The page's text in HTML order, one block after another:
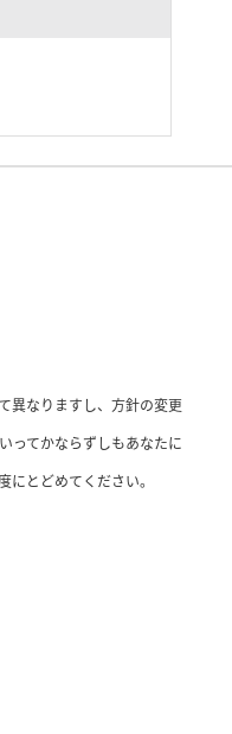
異なりますし、方針の変更
ってかならずしもあなたに
とどめてください。